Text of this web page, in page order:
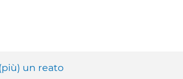
un reato